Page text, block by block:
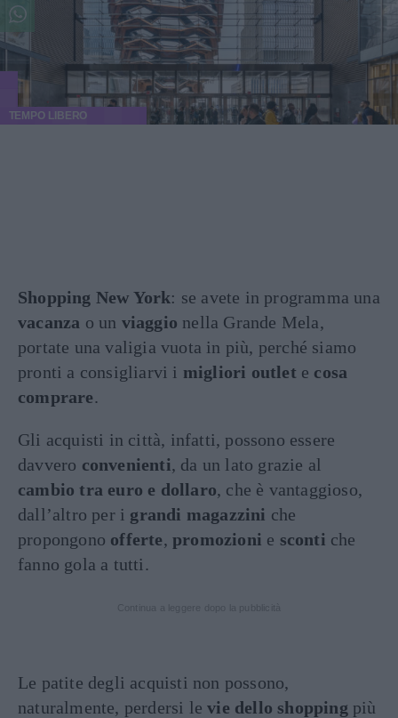
TEMPO LIBERO
Shopping New York: se avete in programma una
vacanza o un viaggio nella Grande Mela,
portate una valigia vuota in più, perché siamo
pronti a consigliarvi i migliori outlet e cosa
comprare.
Gli acquisti in città, infatti, possono essere
davvero convenienti, da un lato grazie al
cambio tra euro e dollaro, che è vantaggioso,
dall’altro per i grandi magazzini che
propongono offerte,promozioni e sconti che
fanno gola a tutti.
Le patite degli acquisti non possono,
naturalmente, perdersi levie dello shopping più